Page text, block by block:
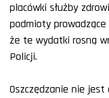
placówki służby
podmioty
że te wydatki rosną
Policji.
Oszczędzanie nie jest